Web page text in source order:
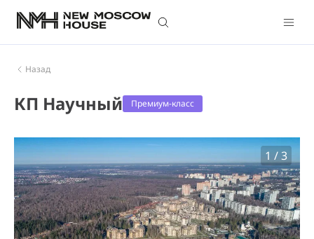
Назад
КП Научный Премиум-класс
1 /3